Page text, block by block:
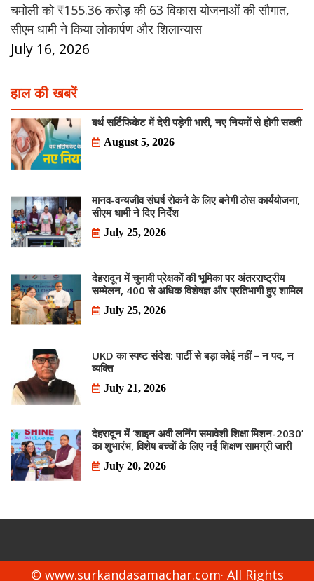
चमोली को ₹155.36 करोड़ की 63 विकास योजनाओं की सौगात,
सीएम धामी ने किया लोकार्पण और शिलान्यास
July 16, 2026
हाल की खबरें
बर्थ सर्टिफिकेट में देरी पड़ेगी भारी, नए नियमों से होगी सख्ती
August 5, 2026
मानव-वन्यजीव संघर्ष रोकने के लिए बनेगी ठोस कार्ययोजना,
सीएम धामी ने दिए निर्देश
July 25, 2026
देहरादून में चुनावी प्रेक्षकों की भूमिका पर अंतरराष्ट्रीय
सम्मेलन, 400 से अधिक विशेषज्ञ और प्रतिभागी हुए शामिल
July 25, 2026
UKD का स्पष्ट संदेश: पार्टी से बड़ा कोई नहीं – न पद, न
व्यक्ति
July 21, 2026
देहरादून में ‘शाइन अवी लर्निंग समावेशी शिक्षा मिशन-2030’
का शुभारंभ, विशेष बच्चों के लिए नई शिक्षण सामग्री जारी
July 20, 2026
© www.surkandasamachar.com· All Rights